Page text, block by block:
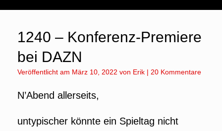
1240 – Konferenz-Premiere
bei DAZN
Veröffentlicht am März 10, 2022 von Erik | 20 Kommentare
N’Abend allerseits,
untypischer könnte ein Spieltag nicht